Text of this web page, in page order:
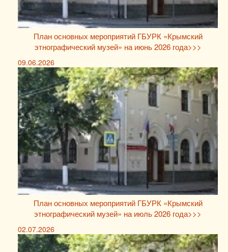
План основных мероприятий ГБУРК «Крымский
этнографический музей» на июнь 2026 года>>>
09.06.2026
План основных мероприятий ГБУРК «Крымский
этнографический музей» на июль 2026 года>>>
02.07.2026